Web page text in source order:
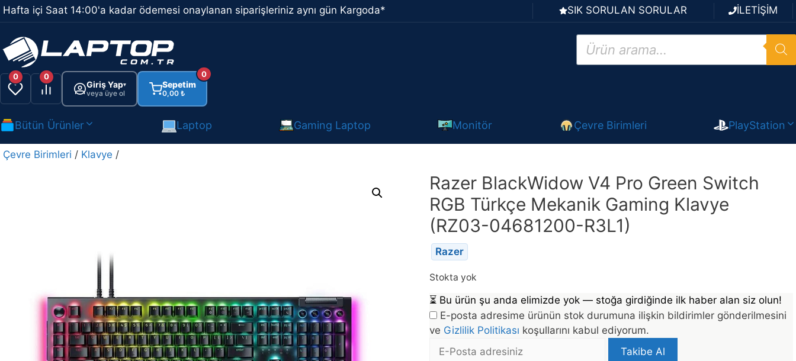
İçeriğe
atla
Hafta içi Saat 14:00'a kadar ödemesi onaylanan siparişleriniz aynı gün Kargoda* SIK SORULAN SORULAR İLETİŞİM
Products
search
0 0
Giriş Yap▾
veya üye ol
Sepetim
0,00 ₺
0
Bütün Ürünler Laptop Gaming Laptop Monitör Çevre Birimleri PlayStation
Çevre Birimleri / Klavye /
Razer BlackWidow V4 Pro Green Switch
RGB Türkçe Mekanik Gaming Klavye
(RZ03-04681200-R3L1)
Razer
Stokta yok
⏳ Bu ürün şu anda elimizde yok — stoğa girdiğinde ilk haber alan siz olun!
E-posta adresime ürünün stok durumuna ilişkin bildirimler gönderilmesini
ve Gizlilik Politikası koşullarını kabul ediyorum.
E-
Takibe Al